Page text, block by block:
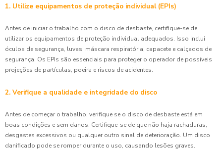
1. Utilize equipamentos de proteção individual (EPIs)
Antes de iniciar o trabalho com o disco de desbaste, certifique-se de
utilizar os equipamentos de proteção individual adequados. Isso inclui
óculos de segurança, luvas, máscara respiratória, capacete e calçados de
segurança. Os EPIs são essenciais para proteger o operador de possíveis
projeções de partículas, poeira e riscos de acidentes.
2. Verifique a qualidade e integridade do disco
Antes de começar o trabalho, verifique se o disco de desbaste está em
boas condições e sem danos. Certifique-se de que não haja rachaduras,
desgastes excessivos ou qualquer outro sinal de deterioração. Um disco
danificado pode se romper durante o uso, causando lesões graves.